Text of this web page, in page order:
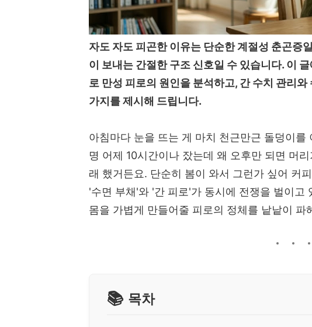
자도 자도 피곤한 이유는 단순한 계절성 춘곤증
이 보내는 간절한 구조 신호일 수 있습니다. 이
로 만성 피로의 원인을 분석하고, 간 수치 관리
가지를 제시해 드립니다.
아침마다 눈을 뜨는 게 마치 천근만근 돌덩이
명 어제 10시간이나 잤는데 왜 오후만 되면 머
래 했거든요. 단순히 봄이 와서 그런가 싶어 커
'수면 부채'와 '간 피로'가 동시에 전쟁을 벌이고
몸을 가볍게 만들어줄 피로의 정체를 낱낱이 파
목차